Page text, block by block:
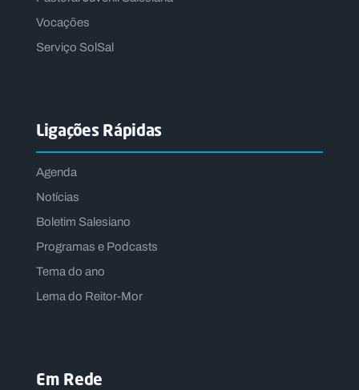
Vocações
Serviço SolSal
Ligações Rápidas
Agenda
Notícias
Boletim Salesiano
Programas e Podcasts
Tema do ano
Lema do Reitor-Mor
Em Rede